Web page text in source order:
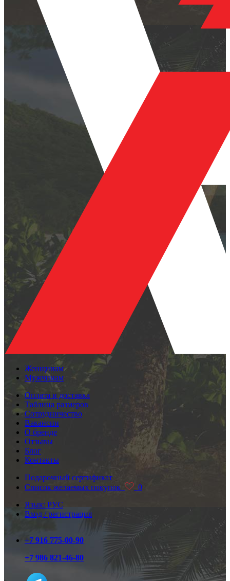
Женщинам
Мужчинам
Оплата и доставка
Таблица размеров
Сотрудничество
Вакансии
О бренде
Отзывы
Блог
Контакты
Подарочный сертификат
Список желаемых покупок
0
Язык: РУС
Вход / регистрация
+7 916 775-00-90
+7 986 821-46-80